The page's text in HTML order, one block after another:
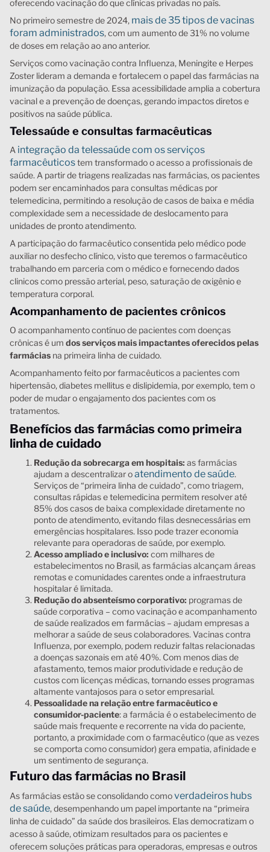
oferecendo vacinação do que clínicas privadas no país.
No primeiro semestre de 2024, mais de 35 tipos de vacinas
foram administrados, com um aumento de 31% no volume
de doses em relação ao ano anterior.
Serviços como vacinação contra Influenza, Meningite e Herpes
Zoster lideram a demanda e fortalecem o papel das farmácias na
imunização da população. Essa acessibilidade amplia a cobertura
vacinal e a prevenção de doenças, gerando impactos diretos e
positivos na saúde pública.
Telessaúde e consultas farmacêuticas
A integração da telessaúde com os serviços
farmacêuticostem transformado o acesso a profissionais de
saúde. A partir de triagens realizadas nas farmácias, os pacientes
podem ser encaminhados para consultas médicas por
telemedicina, permitindo a resolução de casos de baixa e média
complexidade sem a necessidade de deslocamento para
unidades de pronto atendimento.
A participação do farmacêutico consentida pelo médico pode
auxiliar no desfecho clínico, visto que teremos o farmacêutico
trabalhando em parceria com o médico e fornecendo dados
clinicos como pressão arterial, peso, saturação de oxigênio e
temperatura corporal.
Acompanhamento de pacientes crônicos
O acompanhamento contínuo de pacientes com doenças
crônicas é um dos serviços mais impactantes oferecidos pelas
farmácias na primeira linha de cuidado.
Acompanhamento feito por farmacêuticos a pacientes com
hipertensão, diabetes mellitus e dislipidemia, por exemplo, tem o
poder de mudar o engajamento dos pacientes com os
tratamentos.
Benefícios das farmácias como primeira
linha de cuidado
Redução da sobrecarga em hospitais: as farmácias
ajudam a descentralizar oatendimento de saúde.
Serviços de “primeira linha de cuidado”, como triagem,
consultas rápidas e telemedicina permitem resolver até
85% dos casos de baixa complexidade diretamente no
ponto de atendimento, evitando filas desnecessárias em
emergências hospitalares. Isso pode trazer economia
relevante para operadoras de saúde, por exemplo.
Acesso ampliado e inclusivo: com milhares de
estabelecimentos no Brasil, as farmácias alcançam áreas
remotas e comunidades carentes onde a infraestrutura
hospitalar é limitada.
Redução do absenteísmo corporativo: programas de
saúde corporativa – como vacinação e acompanhamento
de saúde realizados em farmácias – ajudam empresas a
melhorar a saúde de seus colaboradores. Vacinas contra
Influenza, por exemplo, podem reduzir faltas relacionadas
a doenças sazonais em até 40%. Com menos dias de
afastamento, temos maior produtividade e redução de
custos com licenças médicas, tornando esses programas
altamente vantajosos para o setor empresarial.
Pessoalidade na relação entre farmacêutico e
consumidor-paciente: a farmácia é o estabelecimento de
saúde mais frequente e recorrente na vida do paciente,
portanto, a proximidade com o farmacêutico (que as vezes
se comporta como consumidor) gera empatia, afinidade e
um sentimento de segurança.
Futuro das farmácias no Brasil
As farmácias estão se consolidando comoverdadeiros hubs
de saúde, desempenhando um papel importante na “primeira
linha de cuidado” da saúde dos brasileiros. Elas democratizam o
acesso à saúde, otimizam resultados para os pacientes e
oferecem soluções práticas para operadoras, empresas e outros